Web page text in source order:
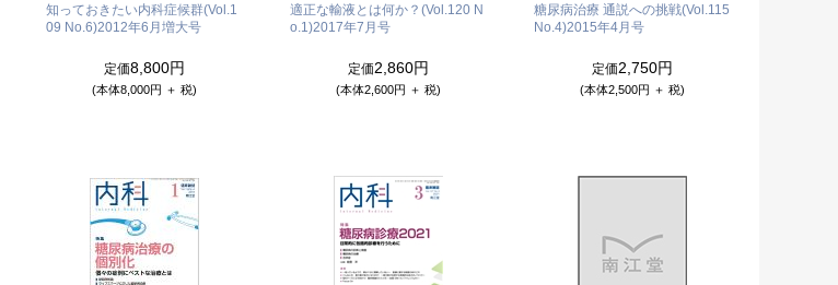
知っておきたい内科症候群(Vol.1
09 No.6)2012年6月増大号
定価8,800円
(本体8,000円 ＋ 税)
適正な輸液とは何か？(Vol.120 N
o.1)2017年7月号
定価2,860円
(本体2,600円 ＋ 税)
糖尿病治療 通説への挑戦(Vol.115
No.4)2015年4月号
定価2,750円
(本体2,500円 ＋ 税)